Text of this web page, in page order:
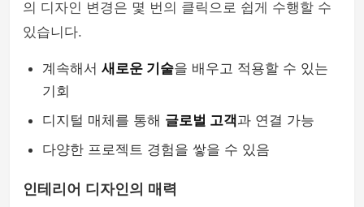
의 디자인 변경은 몇 번의 클릭으로 쉽게 수행할 수
있습니다.
계속해서 새로운 기술을 배우고 적용할 수 있는
기회
디지털 매체를 통해 글로벌 고객과 연결 가능
다양한 프로젝트 경험을 쌓을 수 있음
인테리어 디자인의 매력